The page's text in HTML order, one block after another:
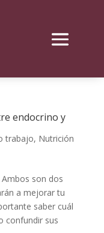
endocrino y
trabajo, Nutrición
son dos
a mejorar tu
saber cuál
confundir sus